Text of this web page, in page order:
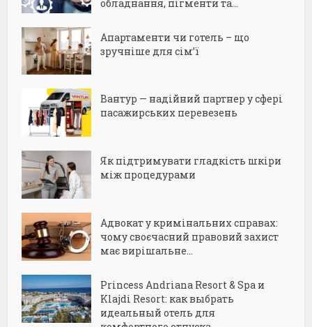
обладнання, пігменти та...
Апартаменти чи готель – що
зручніше для сім’ї
Вантур — надійний партнер у сфері
пасажирських перевезень
Як підтримувати гладкість шкіри
між процедурами
Адвокат у кримінальних справах:
чому своєчасний правовий захист
має вирішальне...
Princess Andriana Resort & Spa и
Klajdi Resort: как выбрать
идеальный отель для